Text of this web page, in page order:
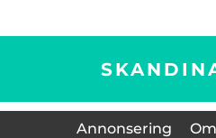
Annonsering